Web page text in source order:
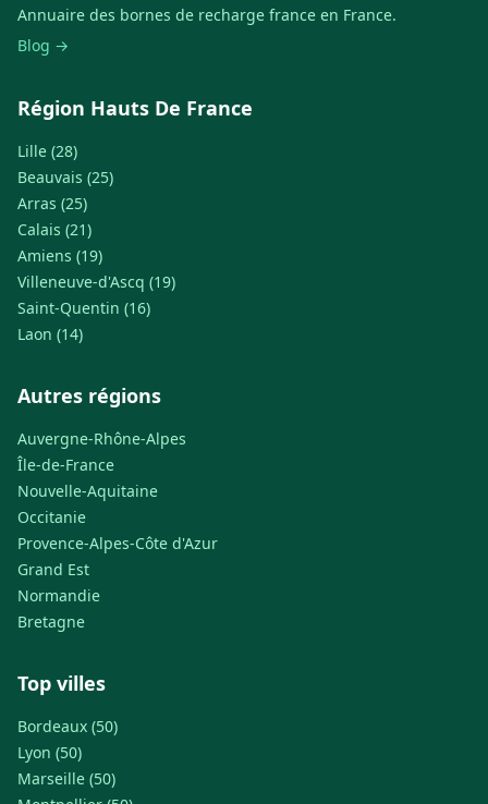
Annuaire des bornes de recharge france en France.
Blog →
Région Hauts De France
Lille (28)
Beauvais (25)
Arras (25)
Calais (21)
Amiens (19)
Villeneuve-d'Ascq (19)
Saint-Quentin (16)
Laon (14)
Autres régions
Auvergne-Rhône-Alpes
Île-de-France
Nouvelle-Aquitaine
Occitanie
Provence-Alpes-Côte d'Azur
Grand Est
Normandie
Bretagne
Top villes
Bordeaux (50)
Lyon (50)
Marseille (50)